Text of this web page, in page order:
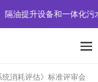
提升设备和一体化污水
统消耗评估》标准评审会